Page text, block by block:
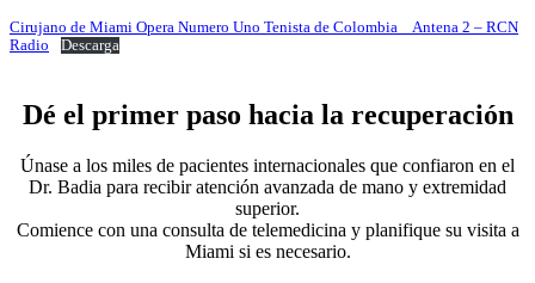
Cirujano de Miami Opera Numero Uno Tenista de Colombia _ Antena 2 – RCN
Radio
Descarga
Dé el primer paso hacia la recuperación
Únase a los miles de pacientes internacionales que confiaron en el
Dr. Badia para recibir atención avanzada de mano y extremidad
superior.
Comience con una consulta de telemedicina y planifique su visita a
Miami si es necesario.